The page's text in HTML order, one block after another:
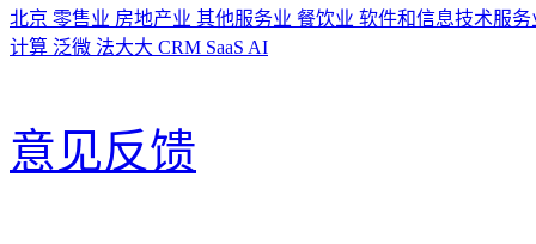
北京 零售业 房地产业 其他服务业 餐饮业 软件和信息技术服
计算 泛微 法大大 CRM SaaS AI
意见反馈